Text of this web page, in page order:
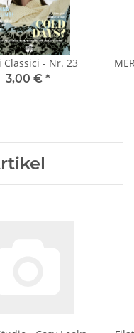
Classici - Nr. 23
3,00 € *